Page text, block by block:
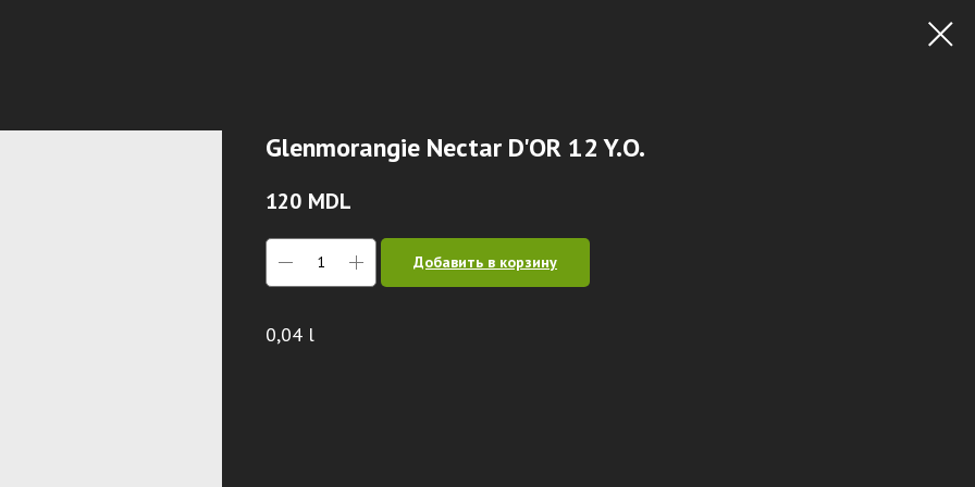
Glenmorangie Nectar D'OR 12 Y.O.
120 MDL
Добавить в корзину
0,04 l